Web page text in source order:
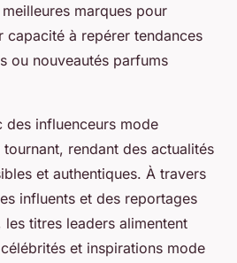
marques pour
capacité à repérer tendances
ou nouveautés parfums
des influenceurs mode
rendant des actualités
et authentiques. À travers
influents et des reportages
titres leaders alimentent
et inspirations mode